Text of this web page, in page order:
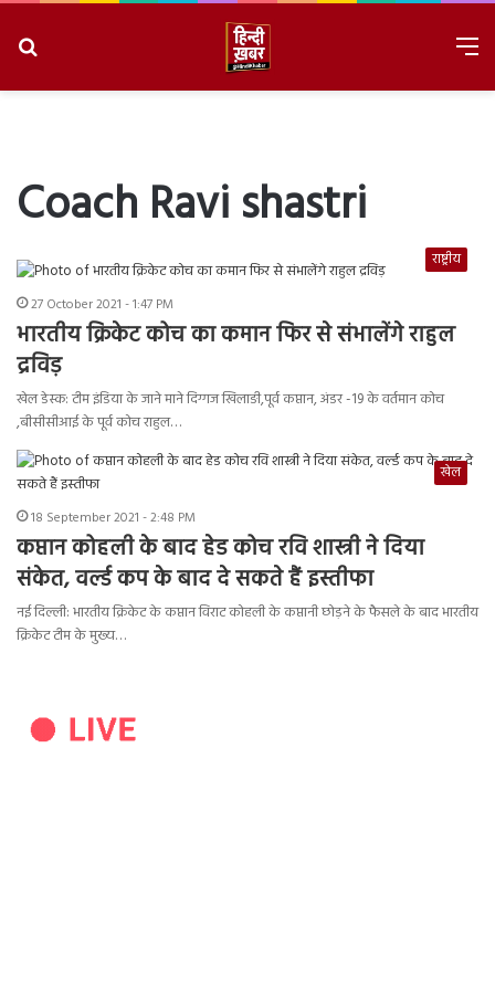
Coach Ravi shastri
राष्ट्रीय
27 October 2021 - 1:47 PM
भारतीय क्रिकेट कोच का कमान फिर से संभालेंगे राहुल
द्रविड़
खेल डेस्क: टीम इंडिया के जाने माने दिग्गज खिलाङी,पूर्व कप्तान, अंडर -19 के वर्तमान कोच
,बीसीसीआई के पूर्व कोच राहुल…
खेल
18 September 2021 - 2:48 PM
कप्तान कोहली के बाद हेड कोच रवि शास्त्री ने दिया
संकेत, वर्ल्ड कप के बाद दे सकते हैं इस्तीफा
नई दिल्ली: भारतीय क्रिकेट के कप्तान विराट कोहली के कप्तानी छोड़ने के फैसले के बाद भारतीय
क्रिकेट टीम के मुख्य…